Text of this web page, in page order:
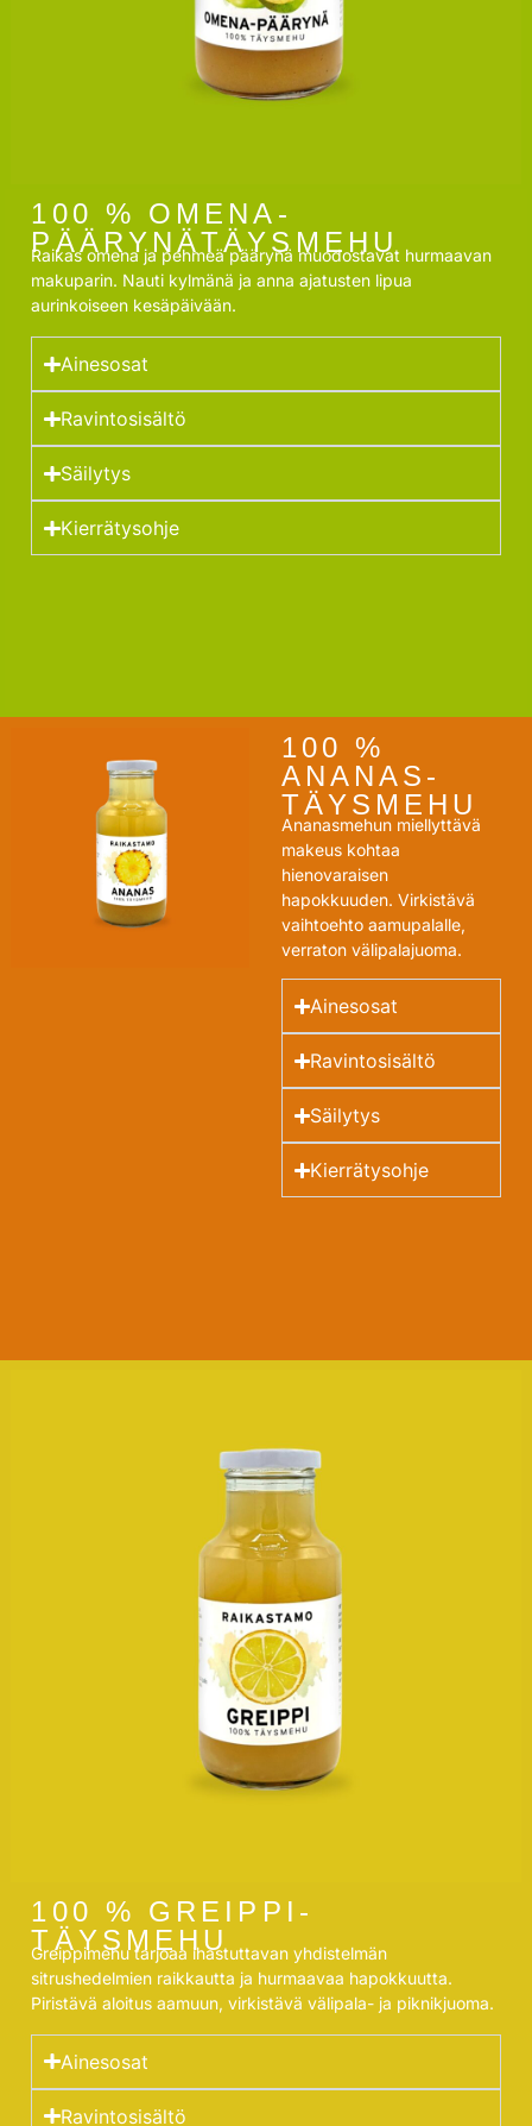
100 % OMENA-
PÄÄRYNÄTÄYSMEHU
Raikas omena ja pehmeä päärynä muodostavat hurmaavan
makuparin. Nauti kylmänä ja anna ajatusten lipua
aurinkoiseen kesäpäivään.
Ainesosat
Ravintosisältö
Säilytys
Kierrätysohje
100 %
ANANAS-
TÄYSMEHU
Ananasmehun miellyttävä
makeus kohtaa
hienovaraisen
hapokkuuden. Virkistävä
vaihtoehto aamupalalle,
verraton välipalajuoma.
Ainesosat
Ravintosisältö
Säilytys
Kierrätysohje
100 % GREIPPI-
TÄYSMEHU
Greippimehu tarjoaa ihastuttavan yhdistelmän
sitrushedelmien raikkautta ja hurmaavaa hapokkuutta.
Piristävä aloitus aamuun, virkistävä välipala- ja piknikjuoma.
Ainesosat
Ravintosisältö